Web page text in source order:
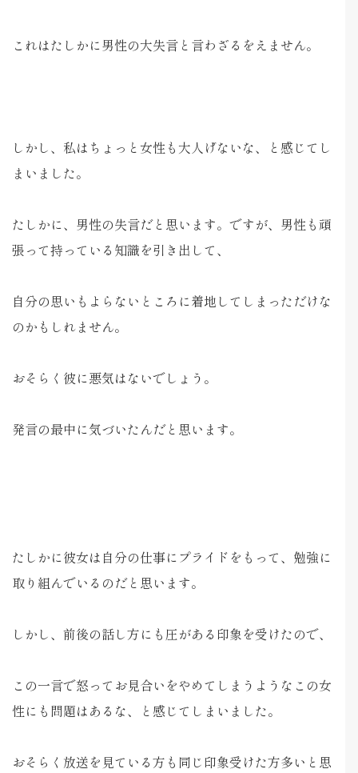
これはたしかに男性の大失言と言わざるをえません。
しかし、私はちょっと女性も大人げないな、と感じてし
まいました。
たしかに、男性の失言だと思います。ですが、男性も頑
張って持っている知識を引き出して、
自分の思いもよらないところに着地してしまっただけな
のかもしれません。
おそらく彼に悪気はないでしょう。
発言の最中に気づいたんだと思います。
たしかに彼女は自分の仕事にプライドをもって、勉強に
取り組んでいるのだと思います。
しかし、前後の話し方にも圧がある印象を受けたので、
この一言で怒ってお見合いをやめてしまうようなこの女
性にも問題はあるな、と感じてしまいました。
おそらく放送を見ている方も同じ印象受けた方多いと思